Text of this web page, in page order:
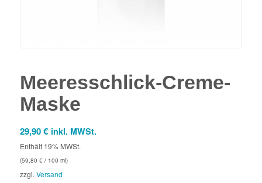
Meeresschlick-Creme-
Maske
29,90€ inkl. MWSt.
Enthält 19% MWSt.
(59,80 €/ 100 ml)
zzgl. Versand